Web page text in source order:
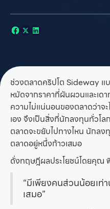
ช่วงตลาดคริปโต Sideway แ
หมัดจากราคาที่ผันผวนและเด
ความไม่แน่นอนของตลาดว่าจ
เอง จึงเป็นสิ่งที่นักลงทุนทั่วโล
ตลาดจะขยับไปทางไหน นักล
ตลาดอยู่หนึ่งก้าวเสมอ
ดั่งทฤษฎีผลประโยชน์โดยคุณ
“มีเพียงคนส่วนน้อยเท่
เสมอ”